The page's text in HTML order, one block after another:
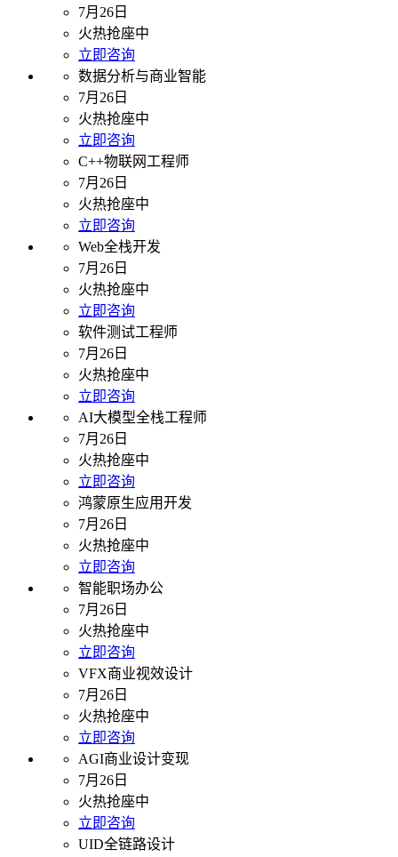
7月26日
火热抢座中
立即咨询
数据分析与商业智能
7月26日
火热抢座中
立即咨询
C++物联网工程师
7月26日
火热抢座中
立即咨询
Web全栈开发
7月26日
火热抢座中
立即咨询
软件测试工程师
7月26日
火热抢座中
立即咨询
AI大模型全栈工程师
7月26日
火热抢座中
立即咨询
鸿蒙原生应用开发
7月26日
火热抢座中
立即咨询
智能职场办公
7月26日
火热抢座中
立即咨询
VFX商业视效设计
7月26日
火热抢座中
立即咨询
AGI商业设计变现
7月26日
火热抢座中
立即咨询
UID全链路设计